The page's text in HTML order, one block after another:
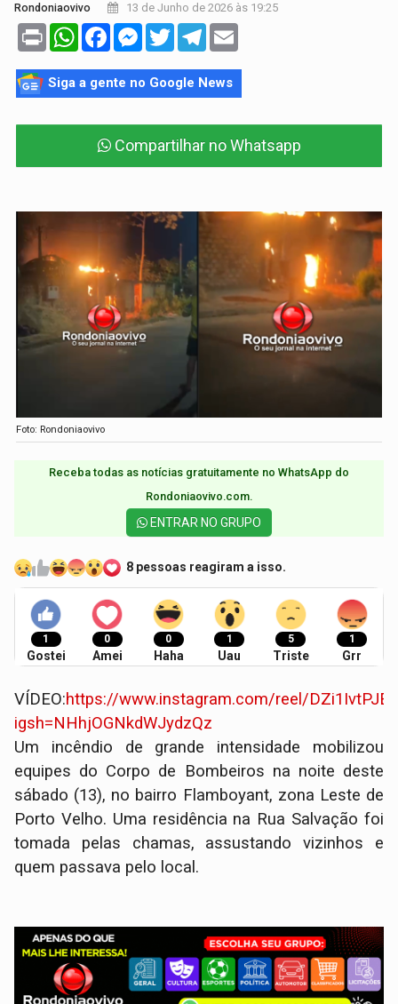
Rondoniaovivo 13 de Junho de 2026 às 19:25
Print WhatsAppFacebookMessenger
TwitterTelegram
Siga a gente no Google News
Compartilhar no Whatsapp
Foto: Rondoniaovivo
Receba todas as notícias gratuitamente no WhatsApp do
Rondoniaovivo.com.​
ENTRAR NO GRUPO
8 pessoas reagiram a isso.
1
Gostei
0
Amei
0
Haha
1
Uau
5
Triste
1
Grr
VÍDEO:https://www.instagram.com/reel/
igsh=NHhjOGNkdWJydzQz
​Um incêndio de grande intensidade mobilizou
equipes do Corpo de Bombeiros na noite deste
sábado (13), no bairro Flamboyant, zona Leste de
Porto Velho. Uma residência na Rua Salvação foi
tomada pelas chamas, assustando vizinhos e
quem passava pelo local.